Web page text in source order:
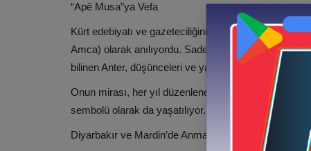
“Apê Musa”ya Vefa
Kürt edebiyatı ve gazeteciliğinin öncü isimlerinden
Amca) olarak anılıyordu. Sadece bir gazeteci değil,
bilinen Anter, düşünceleri ve yazılarıyla demokrasi,
Onun mirası, her yıl düzenlenen anma etkinliklerinde
sembolü olarak da yaşatılıyor.
Diyarbakır ve Mardin’de Anma Etkinlikleri